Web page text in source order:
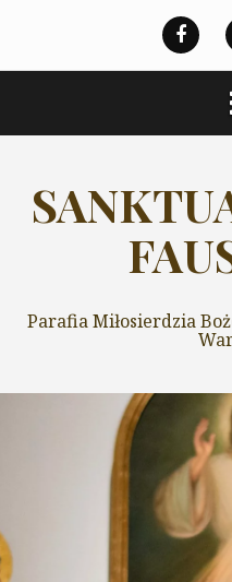
treści
Parafia Miłosierdzia